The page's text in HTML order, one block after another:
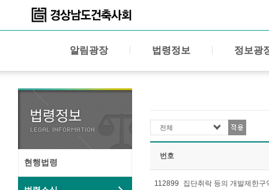
알림광장 법령정보 정보광
현행법령
전체
번호
112899 집단취락 등의 개발제한